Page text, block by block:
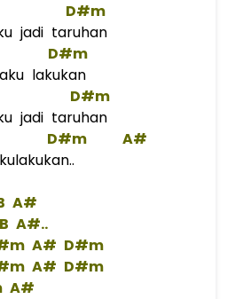
D#m
jadi taruhan
D#m
lakukan
D#m
jadi taruhan
D#m
A#
A#
B A#..
A# D#m
A# D#m
A#